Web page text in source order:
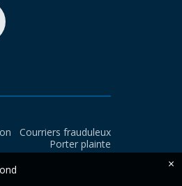
Courriers frauduleux
Porter plainte
×